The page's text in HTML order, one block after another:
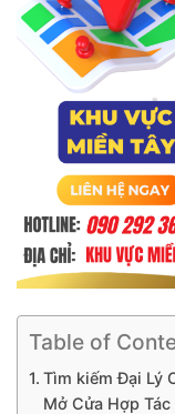
Table of
Tìm kiếm Đại Lý
Mở Cửa Hợp Tác